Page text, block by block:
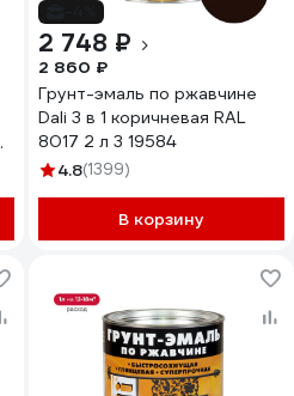
2 748 ₽
2 860 ₽
Грунт-эмаль по ржавчине
Dali 3 в 1 коричневая RAL
8017 2 л 3 19584
4.8(1399)
В корзину